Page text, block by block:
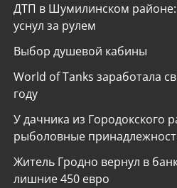
ДТП в Шумилинском районе:
уснул за рулем
Выбор душевой кабины
World of Tanks заработала
году
У дачника из Городокского
рыболовные
Житель Гродно вернул в
лишние 450 евро